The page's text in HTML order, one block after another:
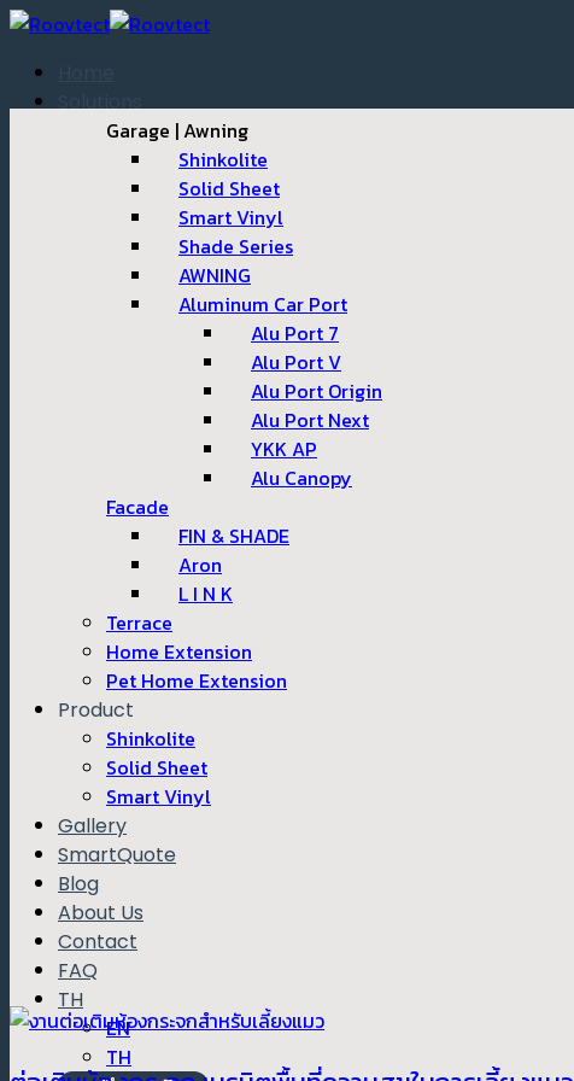
ข้าม
เนื้อหาSolutions
Garage | Awning
Shinkolite
Solid Sheet
Smart Vinyl
Shade Series
AWNING
Aluminum Car Port
Alu Port 7
Alu Port V
Alu Port Origin
Alu Port Next
YKK AP
Alu Canopy
Facade
FIN & SHADE
Aron
L I N K
Terrace
Home Extension
Pet Home Extension
Product
Shinkolite
Solid Sheet
Smart Vinyl
Gallery
SmartQuote
Blog
About Us
Contact
FAQ
TH
EN
TH